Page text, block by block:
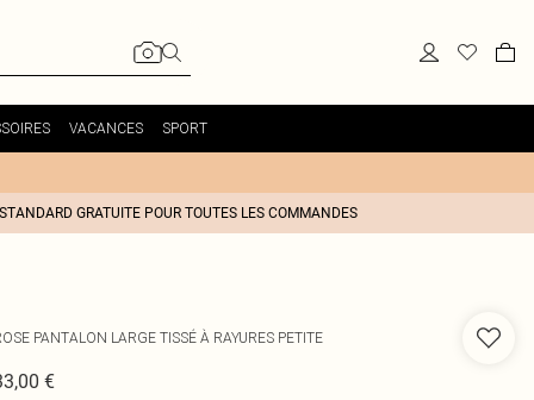
VACANCES SPORT
GRATUITE POUR TOUTES LES COMMANDES
PANTALON LARGE TISSÉ À RAYURES PETITE
€